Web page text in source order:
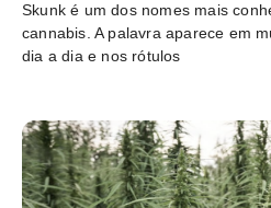
Skunk é um dos nomes mais
cannabis. A palavra aparece em
dia a dia e nos rótulos